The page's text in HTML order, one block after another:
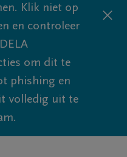
Klik niet op
en controleer
om dit te
phishing en
volledig uit te